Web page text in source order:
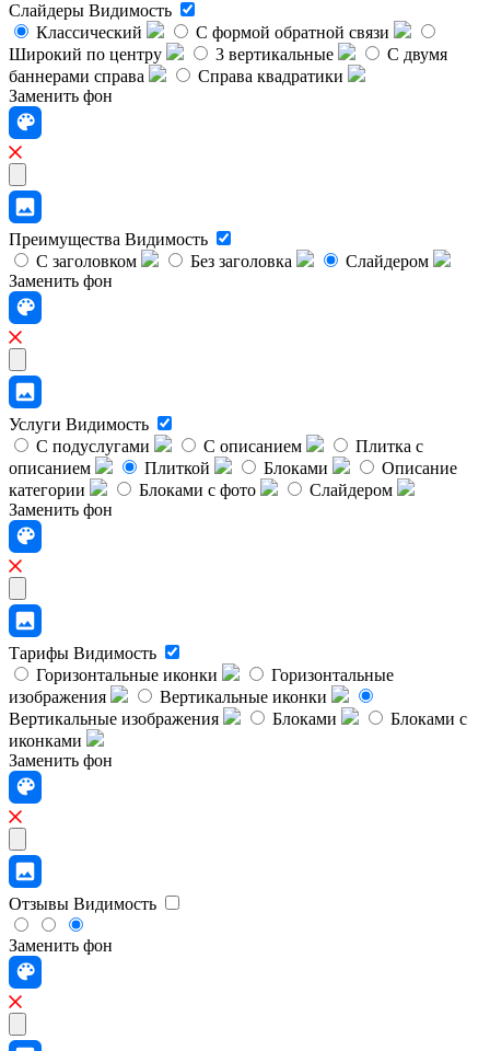
Слайдеры Видимость
Классический
C формой обратной связи
Широкий по центру
3 вертикальные
С двумя
баннерами справа
Справа квадратики
Заменить фон
Преимущества Видимость
С заголовком
Без заголовка
Слайдером
Заменить фон
Услуги Видимость
С подуслугами
С описанием
Плитка с
описанием
Плиткой Блоками
Описание
категории
Блоками с фото
Слайдером
Заменить фон
Тарифы Видимость
Горизонтальные иконки
Горизонтальные
изображения
Вертикальные иконки
Вертикальные изображения
Блоками
Блоками с
иконками
Заменить фон
Отзывы Видимость
Заменить фон